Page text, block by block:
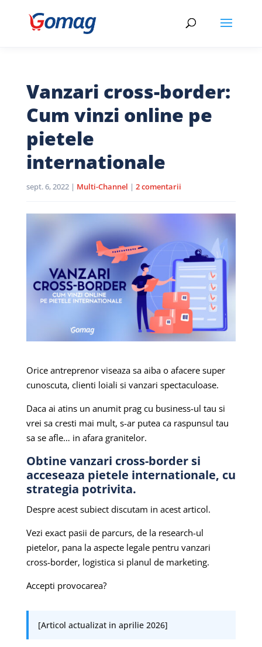
Vanzari cross-border:
Cum vinzi online pe
pietele
internationale
sept. 6, 2022| Multi-Channel | 2 comentarii
Orice antreprenor viseaza sa aiba o afacere super
cunoscuta, clienti loiali si vanzari spectaculoase.
Daca ai atins un anumit prag cu business-ul tau si
vrei sa cresti mai mult, s-ar putea ca raspunsul tau
sa se afle… in afara granitelor.
Obtine vanzari cross-border si
acceseaza pietele internationale, cu
strategia potrivita.
Despre acest subiect discutam in acest articol.
Vezi exact pasii de parcurs, de la research-ul
pietelor, pana la aspecte legale pentru vanzari
cross-border, logistica si planul de marketing.
Accepti provocarea?
[Articol actualizat in aprilie 2026]